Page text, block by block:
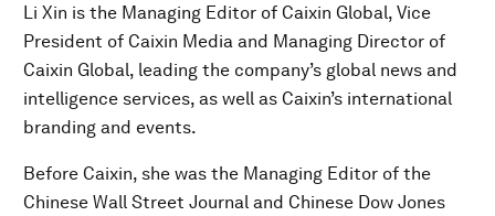
Li Xin is the Managing Editor of Caixin Global, Vice
President of Caixin Media and Managing Director of
Caixin Global, leading the company’s global news and
intelligence services, as well as Caixin’s international
branding and events.
Before Caixin, she was the Managing Editor of the
Chinese Wall Street Journal and Chinese Dow Jones